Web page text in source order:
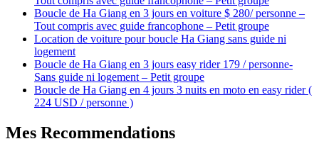
Boucle de Ha Giang en 3 jours en voiture $ 280/ personne –
Tout compris avec guide francophone – Petit groupe
Location de voiture pour boucle Ha Giang sans guide ni
logement
Boucle de Ha Giang en 3 jours easy rider 179 / personne-
Sans guide ni logement – Petit groupe
Boucle de Ha Giang en 4 jours 3 nuits en moto en easy rider (
224 USD / personne )
Mes Recommendations